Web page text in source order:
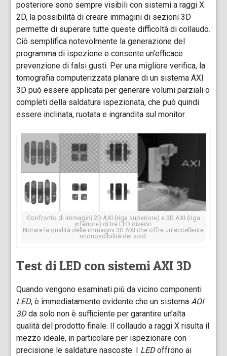
posteriore sono sempre visibili con sistemi a raggi X
2D, la possibilità di creare immagini di sezioni 3D
permette di superare tutte queste difficoltà di collaudo.
Ciò semplifica notevolmente la generazione del
programma di ispezione e consente un’efficace
prevenzione di falsi gusti. Per una migliore verifica, la
tomografia computerizzata planare di un sistema AXI
3D può essere applicata per generare volumi parziali o
completi della saldatura ispezionata, che può quindi
essere inclinata, ruotata e ingrandita sul monitor.
Confronto di immagini 2D AXI (riga superiore) e 3D AXI (riga
inferiore) di tre LED diversi.
Notare la qualità delle immagini 3D AXI che offre un’eccellente
riconoscibilità dei void.
Test di LED con sistemi AXI 3D
Quando vengono esaminati più da vicino componenti
LED, è immediatamente evidente che un sistemaAOI
3Dda solo non è sufficiente per garantire un’alta
qualità del prodotto finale. Il collaudo a raggi X risulta il
mezzo ideale, in particolare per ispezionare con
precisione le saldature nascoste. I LEDoffrono ai